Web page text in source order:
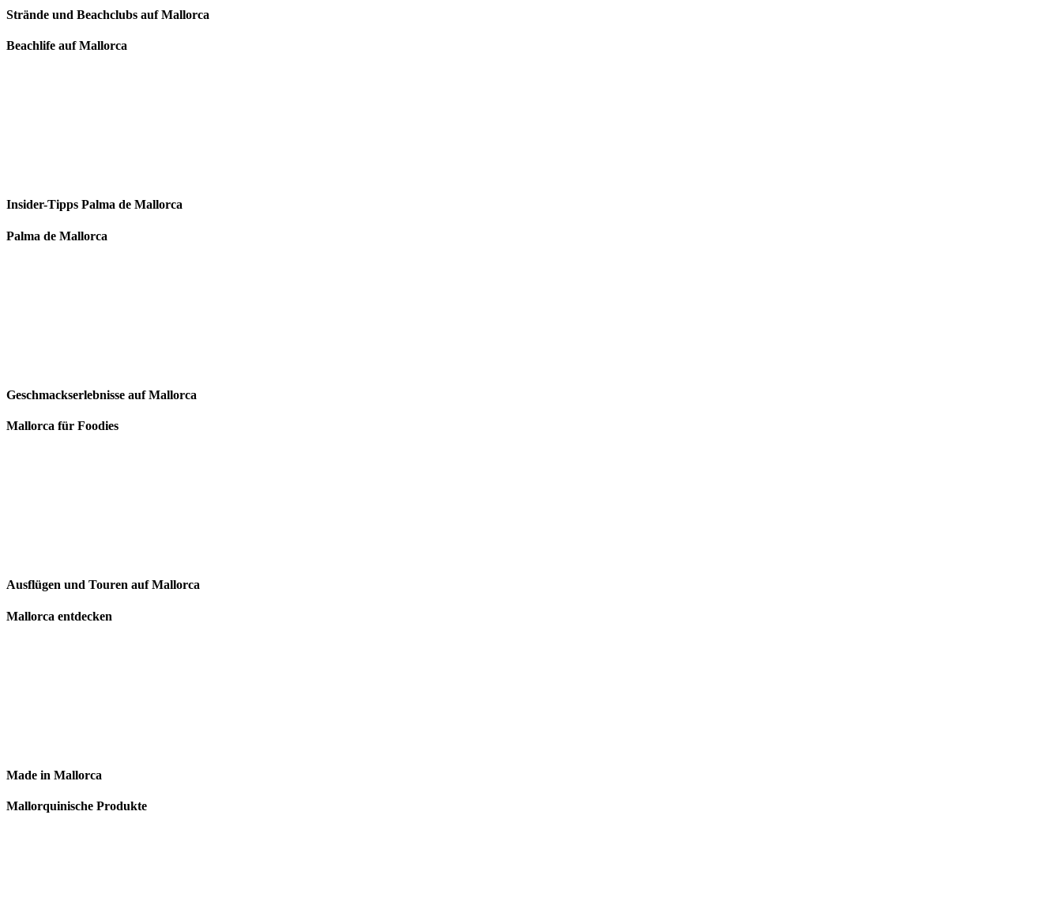
Strände und Beachclubs auf Mallorca
Beachlife auf Mallorca
Insider-Tipps Palma de Mallorca
Palma de Mallorca
Geschmackserlebnisse auf Mallorca
Mallorca für Foodies
Ausflügen und Touren auf Mallorca
Mallorca entdecken
Made in Mallorca
Mallorquinische Produkte